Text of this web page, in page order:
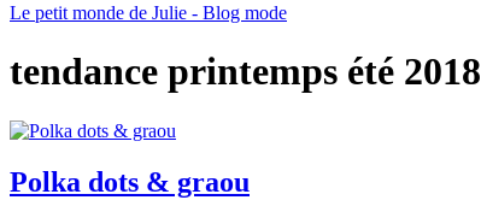
Le petit monde de Julie - Blog mode
tendance printemps été 2018
Polka dots & graou